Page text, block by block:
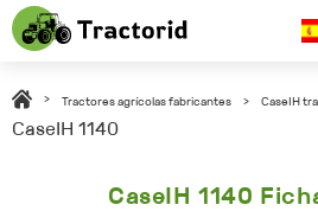
> Tractores agrícolas fabricantes > CaseIH
CaseIH 1140
CaseIH 1140